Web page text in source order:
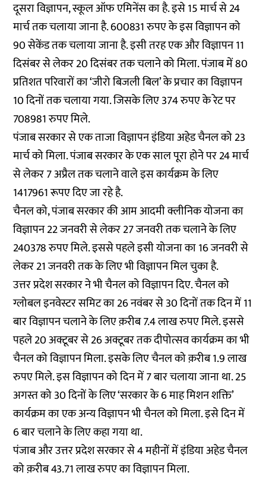
दूसरा विज्ञापन, स्कूल ऑफ एमिनेंस का है. इसे 15 मार्च से 24
मार्च तक चलाया जाना है. 600831 रुपए के इस विज्ञापन को
90 सेकेंड तक चलाया जाना है. इसी तरह एक और विज्ञापन 11
दिसंबर से लेकर 20 दिसंबर तक चलाने को मिला. पंजाब में 80
प्रतिशत परिवारों का ‘जीरो बिजली बिल’ के प्रचार का विज्ञापन
10 दिनों तक चलाया गया. जिसके लिए 374 रुपए के रेट पर
708981 रुपए मिले.
पंजाब सरकार से एक ताजा विज्ञापन इंडिया अहेड चैनल को 23
मार्च को मिला. पंजाब सरकार के एक साल पूरा होने पर 24 मार्च
से लेकर 7 अप्रैल तक चलाने वाले इस कार्यक्रम के लिए
1417961 रूपए दिए जा रहे है.
चैनल को, पंजाब सरकार की आम आदमी क्लीनिक योजना का
विज्ञापन 22 जनवरी से लेकर 27 जनवरी तक चलाने के लिए
240378 रुपए मिले. इससे पहले इसी योजना का 16 जनवरी से
लेकर 21 जनवरी तक के लिए भी विज्ञापन मिल चुका है.
उत्तर प्रदेश सरकार ने भी चैनल को विज्ञापन दिए. चैनल को
ग्लोबल इनवेस्टर समिट का 26 नवंबर से 30 दिनों तक दिन में 11
बार विज्ञापन चलाने के लिए क़रीब 7.4 लाख रुपए मिले. इससे
पहले 20 अक्टूबर से 26 अक्टूबर तक दीपोत्सव कार्यक्रम का भी
चैनल को विज्ञापन मिला. इसके लिए चैनल को क़रीब 1.9 लाख
रुपए मिले. इस विज्ञापन को दिन में 7 बार चलाया जाना था. 25
अगस्त को 30 दिनों के लिए ‘सरकार के 6 माह मिशन शक्ति’
कार्यक्रम का एक अन्य विज्ञापन भी चैनल को मिला. इसे दिन में
6 बार चलाने के लिए कहा गया था.
पंजाब और उत्तर प्रदेश सरकार से 4 महीनों में इंडिया अहेड चैनल
को क़रीब 43.71 लाख रुपए का विज्ञापन मिला.